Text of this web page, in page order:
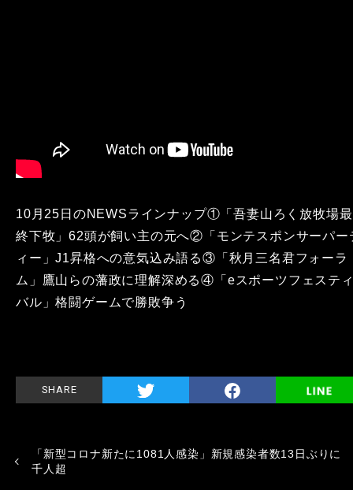
10月25日のNEWSラインナップ①「吾妻山ろく放牧場最
終下牧」62頭が飼い主の元へ②「モンテスポンサーパー
ィー」J1昇格への意気込み語る③「秋月三名君フォーラ
ム」鷹山らの藩政に理解深める④「eスポーツフェステ
バル」格闘ゲームで勝敗争う
SHARE
「新型コロナ新たに1081人感染」新規感染者数13日ぶりに
千人超